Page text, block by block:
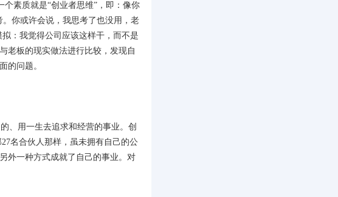
素质就是“创业者思维”，即：像你
你或许会说，我思考了也没用，老
：我觉得公司应该这样干，而不是
老板的现实做法进行比较，发现自
的问题。
、用一生去追求和经营的事业。创
名合伙人那样，虽未拥有自己的公
外一种方式成就了自己的事业。对